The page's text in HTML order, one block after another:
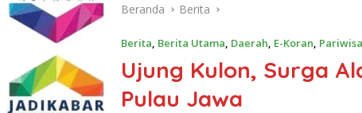
Beranda Berita
Berita, Berita Utama, Daerah, E-Koran,
Ujung Kulon, Surga
Pulau Jawa